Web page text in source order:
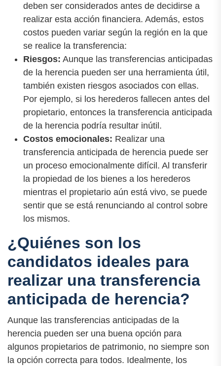
deben ser considerados antes de decidirse a
realizar esta acción financiera. Además, estos
costos pueden variar según la región en la que
se realice la transferencia:
Riesgos: Aunque las transferencias anticipadas
de la herencia pueden ser una herramienta útil,
también existen riesgos asociados con ellas.
Por ejemplo, si los herederos fallecen antes del
propietario, entonces la transferencia anticipada
de la herencia podría resultar inútil.
Costos emocionales: Realizar una
transferencia anticipada de herencia puede ser
un proceso emocionalmente difícil. Al transferir
la propiedad de los bienes a los herederos
mientras el propietario aún está vivo, se puede
sentir que se está renunciando al control sobre
los mismos.
¿Quiénes son los
candidatos ideales para
realizar una transferencia
anticipada de herencia?
Aunque las transferencias anticipadas de la
herencia pueden ser una buena opción para
algunos propietarios de patrimonio, no siempre son
la opción correcta para todos. Idealmente, los